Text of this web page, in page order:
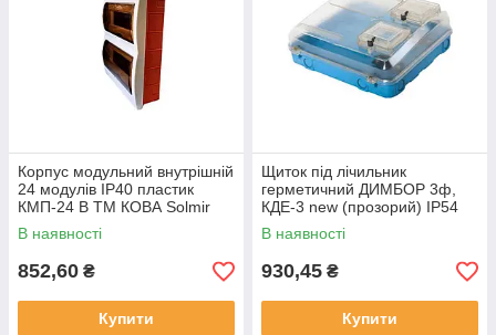
Корпус модульний внутрішній
24 модулів IP40 пластик
КМП-24 В ТМ КОВА Solmir
В наявності
852,60 ₴
Купити
Щиток під лічильник
герметичний ДИМБОР 3ф,
КДЕ-3 new (прозорий) ІР54
ТМ KOBA Solmir
В наявності
930,45 ₴
Купити